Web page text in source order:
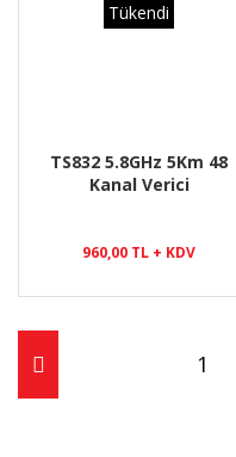
Tükendi
TS832 5.8GHz 5Km 48
Kanal Verici
960,00 TL + KDV
1